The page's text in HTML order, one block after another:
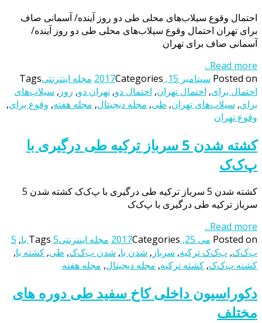
احتمال وقوع سیلاب‌های محلی طی دو روز آینده/ آسمانی صاف
برای تهران احتمال وقوع سیلاب‌های محلی طی دو روز آینده/
آسمانی صاف برای تهران
Read more...
Posted on سپتامبر 15, 2017 Categories مجله اینترنتیTags
احتمال برای, احتمال تهران, احتمال دو, تهران دو, روز , سیلاب‌های
برای, سیلاب‌های تهران, طی, مجله دیجیتال, مجله هفته, وقوع برای,
وقوع تهران
کشته شدن 5 سرباز ترکیه طی درگیری با
پ‌ک‌ک
کشته شدن 5 سرباز ترکیه طی درگیری با پ‌ک‌ک کشته شدن 5
سرباز ترکیه طی درگیری با پ‌ک‌ک
Read more...
Posted on می 25, 2017 Categories مجله اینترنتی Tags 5 با ,
5
پ‌ک‌ک, پ‌ک‌ک ترکیه, سرباز , شدن با, شدن پ‌ک‌ک, طی, کشته با,
کشته پ‌ک‌ک, کشته ترکیه, مجله دیجیتال, مجله هفته
دکوراسیون داخلی کاخ سفید طی دوره های
مختلف